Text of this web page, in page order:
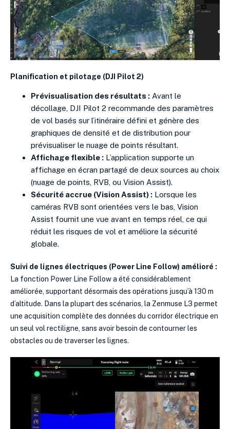
Planification et pilotage (DJI Pilot 2)
Prévisualisation des résultats : Avant le
décollage, DJI Pilot 2 recommande des paramètres
de vol basés sur l’itinéraire défini et génère des
graphiques de densité et de distribution pour
prévisualiser le nuage de points résultant.
Affichage flexible : L’application supporte un
affichage en écran partagé de deux sources au choix
(nuage de points, RVB, ou Vision Assist).
Sécurité accrue (Vision Assist) : Lorsque les
caméras RVB sont orientées vers le bas, Vision
Assist fournit une vue avant en temps réel, ce qui
réduit les risques de vol et améliore la sécurité
globale.
Suivi de lignes électriques (Power Line Follow) amélioré :
La fonction Power Line Follow a été considérablement
améliorée, supportant désormais des opérations jusqu’à 130 m
d’altitude. Dans la plupart des scénarios, la Zenmuse L3 permet
une acquisition complète des données du corridor électrique en
un seul vol rectiligne, sans avoir besoin de contourner les
obstacles ou de traverser les lignes.